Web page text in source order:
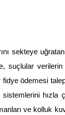
sekteye uğratan
suçlular
ödemesi
hızla
ve kolluk